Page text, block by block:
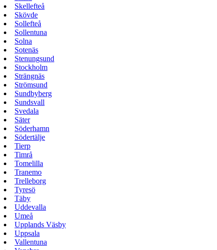
Skellefteå
Skövde
Sollefteå
Sollentuna
Solna
Sotenäs
Stenungsund
Stockholm
Strängnäs
Strömsund
Sundbyberg
Sundsvall
Svedala
Säter
Söderhamn
Södertälje
Tierp
Timrå
Tomelilla
Tranemo
Trelleborg
Tyresö
Täby
Uddevalla
Umeå
Upplands Väsby
Uppsala
Vallentuna